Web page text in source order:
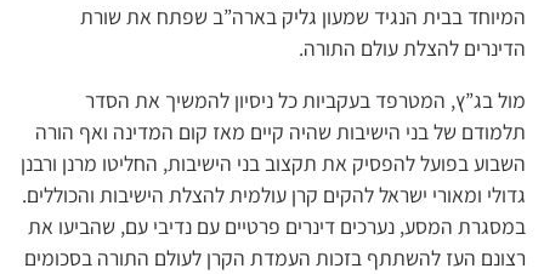
המיוחד בבית הנגיד שמעון גליק בארה”ב שפתח את שורת
הדינרים להצלת עולם התורה.
מול בג”ץ, המטרפד בעקביות כל ניסיון להמשיך את הסדר
תלמודם של בני הישיבות שהיה קיים מאז קום המדינה ואף הורה
השבוע בפועל להפסיק את תקצוב בני הישיבות, החליטו מרנן ורבנן
גדולי ומאורי ישראל להקים קרן עולמית להצלת הישיבות והכוללים.
במסגרת המסע, נערכים דינרים פרטיים עם נדיבי עם, שהביעו את
רצונם העז להשתתף בזכות העמדת הקרן לעולם התורה בסכומים